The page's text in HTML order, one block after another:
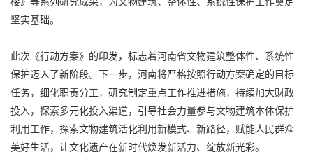
坚实基础。
此次《行动方案》的印发，标志着河南省文物建筑整体性、系统性
保护迈入了新阶段。下一步，河南将严格按照行动方案确定的目标
任务，细化职责分工，研究制定重点工作推进措施，持续加大财政
投入，探索多元化投入渠道，引导社会力量参与文物建筑本体保护
利用工作，探索文物建筑活化利用新模式、新路径，赋能人民群众
美好生活，让文化遗产在新时代焕发新活力、绽放新光彩。